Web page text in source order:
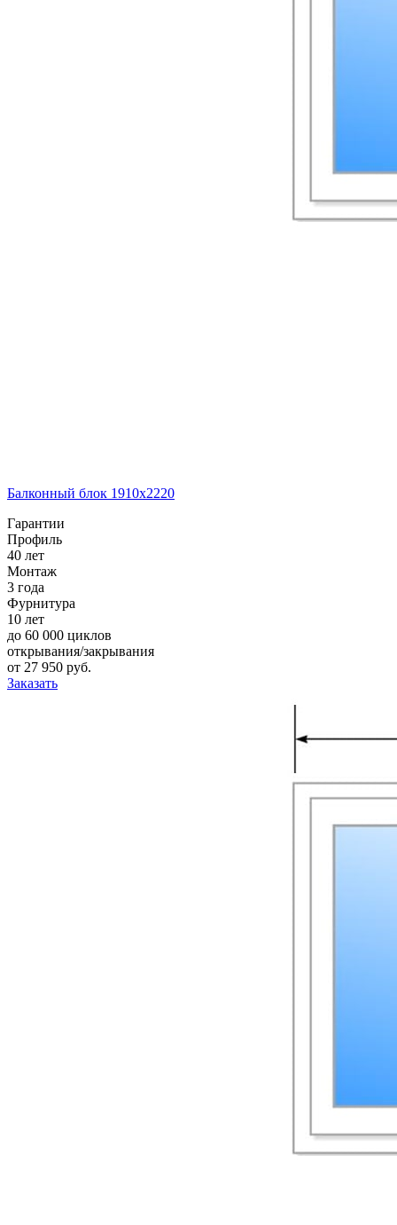
Балконный блок 1910х2220
Гарантии
Профиль
40 лет
Монтаж
3 года
Фурнитура
10 лет
до 60 000 циклов
открывания/закрывания
от 27 950 pуб.
Заказать